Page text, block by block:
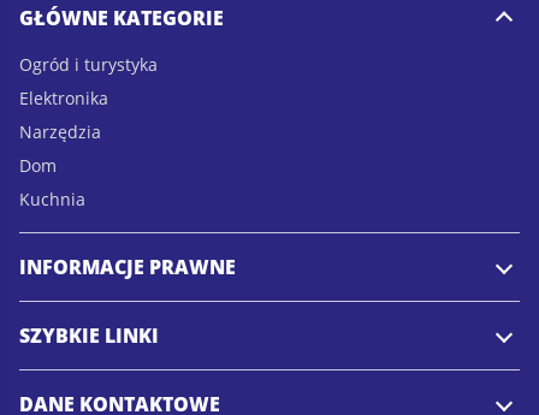
GŁÓWNE KATEGORIE
Ogród i turystyka
Elektronika
Narzędzia
Dom
Kuchnia
INFORMACJE PRAWNE
SZYBKIE LINKI
DANE KONTAKTOWE